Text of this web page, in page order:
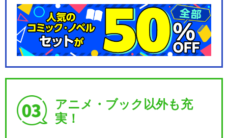
アニメ・ブック以外も充
実！